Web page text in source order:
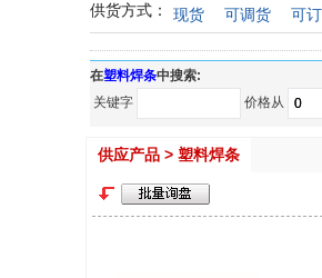
供货方式：
现货 可调货 可
在塑料焊条中搜索:
关键字
价格从
供应产品 > 塑料焊条